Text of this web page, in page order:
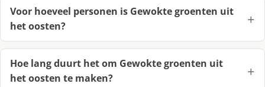
Voor hoeveel personen is Gewokte groenten uit
het oosten?
Hoe lang duurt het om Gewokte groenten uit
het oosten te maken?